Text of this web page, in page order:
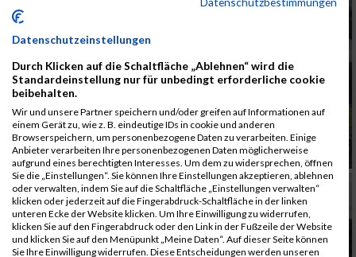
Datenschutzeinstellungen
Durch Klicken auf die Schaltfläche „Ablehnen“ wird die
Standardeinstellung nur für unbedingt erforderliche cookie
beibehalten.
Wir und unsere Partner speichern und/oder greifen auf Informationen auf
einem Gerät zu, wie z. B. eindeutige IDs in cookie und anderen
Browserspeichern, um personenbezogene Daten zu verarbeiten. Einige
Anbieter verarbeiten Ihre personenbezogenen Daten möglicherweise
aufgrund eines berechtigten Interesses. Um dem zu widersprechen, öffnen
Sie die „Einstellungen“. Sie können Ihre Einstellungen akzeptieren, ablehnen
oder verwalten, indem Sie auf die Schaltfläche „Einstellungen verwalten“
klicken oder jederzeit auf die Fingerabdruck-Schaltfläche in der linken
unteren Ecke der Website klicken. Um Ihre Einwilligung zu widerrufen,
klicken Sie auf den Fingerabdruck oder den Link in der Fußzeile der Website
und klicken Sie auf den Menüpunkt „Meine Daten“. Auf dieser Seite können
Sie Ihre Einwilligung widerrufen. Diese Entscheidungen werden unseren